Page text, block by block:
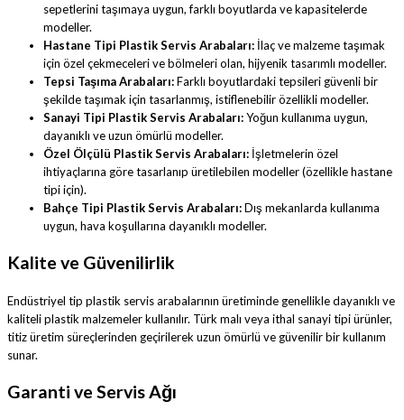
sepetlerini taşımaya uygun, farklı boyutlarda ve kapasitelerde
modeller.
Hastane Tipi Plastik Servis Arabaları: İlaç ve malzeme taşımak
için özel çekmeceleri ve bölmeleri olan, hijyenik tasarımlı modeller.
Tepsi Taşıma Arabaları:Farklı boyutlardaki tepsileri güvenli bir
şekilde taşımak için tasarlanmış, istiflenebilir özellikli modeller.
Sanayi Tipi Plastik Servis Arabaları:Yoğun kullanıma uygun,
dayanıklı ve uzun ömürlü modeller.
Özel Ölçülü Plastik Servis Arabaları: İşletmelerin özel
ihtiyaçlarına göre tasarlanıp üretilebilen modeller (özellikle hastane
tipi için).
Bahçe Tipi Plastik Servis Arabaları:Dış mekanlarda kullanıma
uygun, hava koşullarına dayanıklı modeller.
Kalite ve Güvenilirlik
Endüstriyel tip plastik servis arabalarının üretiminde genellikle dayanıklı ve
kaliteli plastik malzemeler kullanılır. Türk malı veya ithal sanayi tipi ürünler,
titiz üretim süreçlerinden geçirilerek uzun ömürlü ve güvenilir bir kullanım
sunar.
Garanti ve Servis Ağı